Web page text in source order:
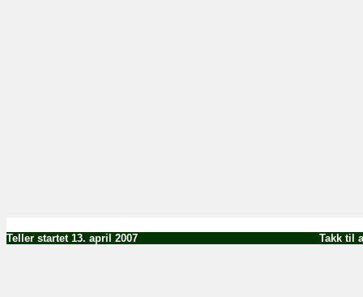
Teller startet 13. april 2007 Takk til alle